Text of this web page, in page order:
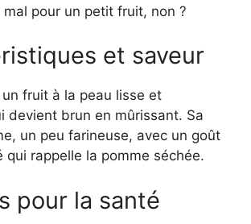
mal pour un petit fruit, non ?
et saveur
fruit à la peau lisse et
devient brun en mûrissant. Sa
un peu farineuse, avec un goût
qui rappelle la pomme séchée.
pour la santé